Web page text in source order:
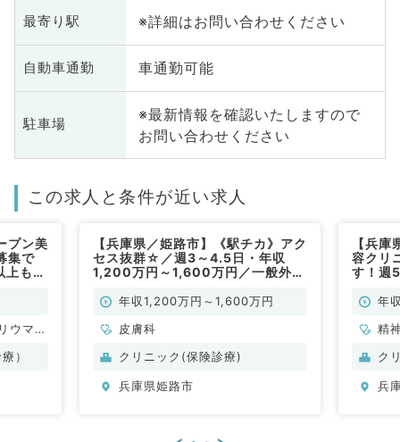
最寄り駅 ※詳細はお問い合わせください
自動車通勤 車通勤可能
駐車場
※最新情報を確認いたしますので
お問い合わせください
この求人と条件が近い求人
プン美
集で
上も◎
ウマチ
脳神経
）
【兵庫県／姫路市】《駅チカ》アク
セス抜群☆／週3～4.5日・年収
1,200万円～1,600万円／一般外来
年収1,200万円～1,600万円
皮膚科
クリニック(保険診療)
兵庫県姫路市
【兵
容クリ
す！週
／常勤
年
精
科
科
ク
兵